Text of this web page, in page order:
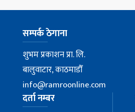
सम्पर्क ठेगाना
शुभम प्रकाशन प्रा. लि.
बालुवाटार, काठमाडौँ
info@ramroonline.com
दर्ता नम्बर